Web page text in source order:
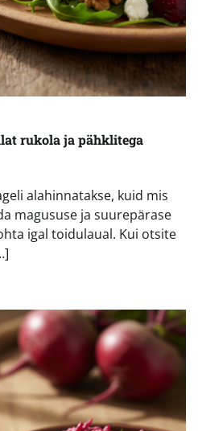
rukola ja pähklitega
alahinnatakse, kuid mis
magususe ja suurepärase
igal toidulaual. Kui otsite